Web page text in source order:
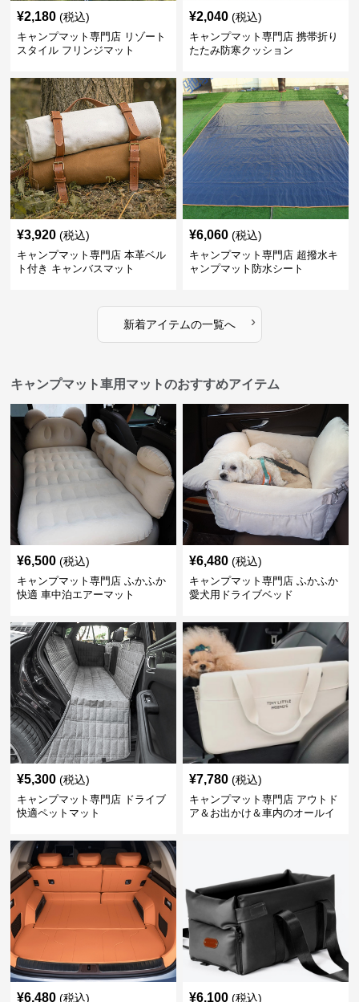
¥2,180 (税込)
キャンプマット専門店 リゾート
スタイル フリンジマット
¥2,040 (税込)
キャンプマット専門店 携帯折り
たたみ防寒クッション
¥3,920 (税込)
キャンプマット専門店 本革ベル
ト付き キャンバスマット
¥6,060 (税込)
キャンプマット専門店 超撥水キ
ャンプマット防水シート
新着アイテムの一覧へ ›
キャンプマット車用マットのおすすめアイテム
¥6,500 (税込)
キャンプマット専門店 ふかふか
快適 車中泊エアーマット
¥6,480 (税込)
キャンプマット専門店 ふかふか
愛犬用ドライブベッド
¥5,300 (税込)
キャンプマット専門店 ドライブ
快適ペットマット
¥7,780 (税込)
キャンプマット専門店 アウトド
ア＆お出かけ＆車内のオールイ
¥6,480 (税込) ¥6,100 (税込)